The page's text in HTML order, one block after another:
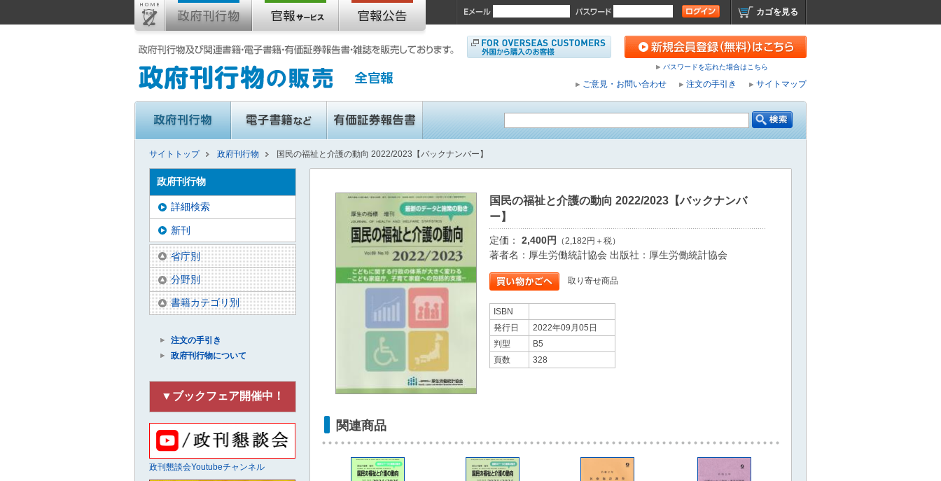
カゴを見る
パスワードを忘れた場合はこちら
ご意見・お問い合わせ 注文の手引き サイトマップ
サイトトップ 政府刊行物 国民の福祉と介護の動向 2022/2023【バックナンバー】
国民の福祉と介護の動向 2022/2023【バックナンバ
ー】
定価： 2,400円 （2,182円＋税）
著者名：厚生労働統計協会 出版社：厚生労働統計協会
取り寄せ商品
ISBN
発行日
2022年09月05日
判型
B5
頁数
328
関連商品
政府刊行物
詳細検索
新刊
省庁別
分野別
書籍カテゴリ別
注文の手引き
政府刊行物について
▼ブックフェア開催中！
政刊懇談会Youtubeチャンネル